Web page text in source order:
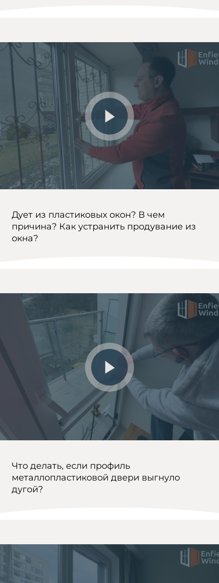
Дует из пластиковых окон? В чем
причина? Как устранить продувание из
окна?
Что делать, если профиль
металлопластиковой двери выгнуло
дугой?